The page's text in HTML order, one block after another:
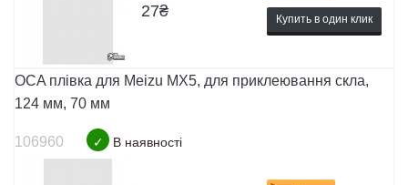
27₴ Купить в один клик
OCA плівка для Meizu MX5, для приклеювання скла,
124 мм, 70 мм
106960 ✓ В наявності